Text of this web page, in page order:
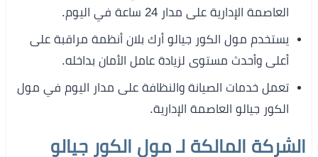
العاصمة الإدارية على مدار 24 ساعة في اليوم.
يستخدم مول الكور جيالو أرك بلان أنظمة مراقبة على
أعلى وأحدث مستوى لزيادة عامل الأمان بداخله.
تعمل خدمات الصيانة والنظافة على مدار اليوم في مول
الكور جيالو العاصمة الإدارية.
الشركة المالكة لـ مول الكور جيالو